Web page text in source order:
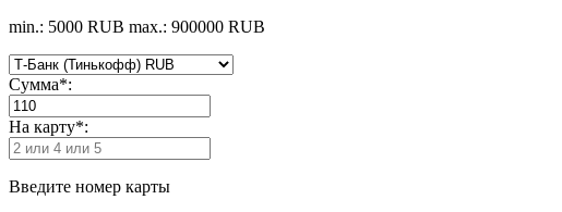
min.: 5000 RUB max.: 900000 RUB
Сумма*:
На карту*:
Введите номер карты